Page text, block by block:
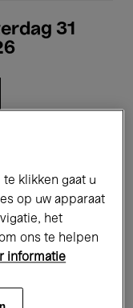
31
Global Music
klikken gaat u
op uw apparaat
het
ons te helpen
informatie